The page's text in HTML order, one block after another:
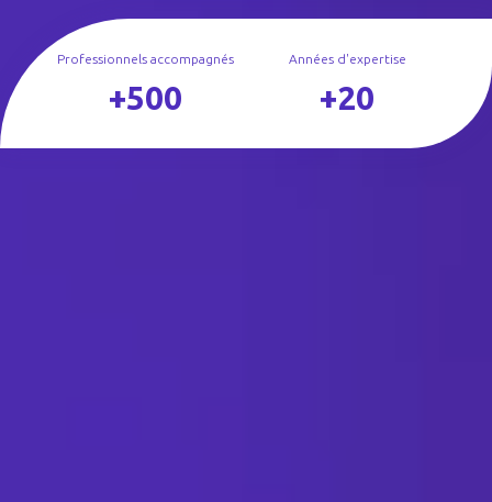
Professionnels accompagnés
+500
Années d'expertise
+20